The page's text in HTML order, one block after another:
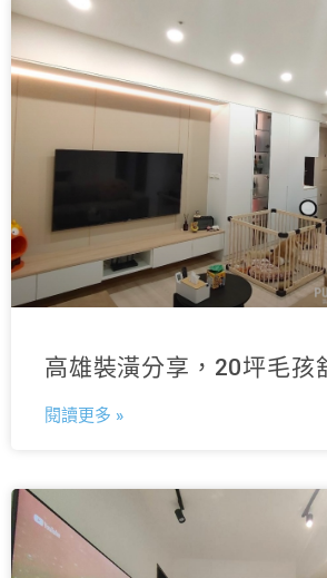
高雄裝潢分享，20坪毛孩
閱讀更多 »